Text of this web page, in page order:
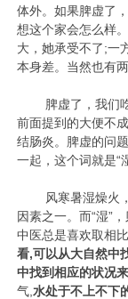
体外。如果脾虚了
想这个家会怎么样
大，她承受不了;一
本身差。当然也有
脾虚了，我们吃
前面提到的大便不
结肠炎。脾虚的问
一起，这个词就是“
风寒暑湿燥火，
因素之一。而“湿”
中医总是喜欢取相
看,可以从大自然中
中找到相应的状况来
气,水处于不上不下